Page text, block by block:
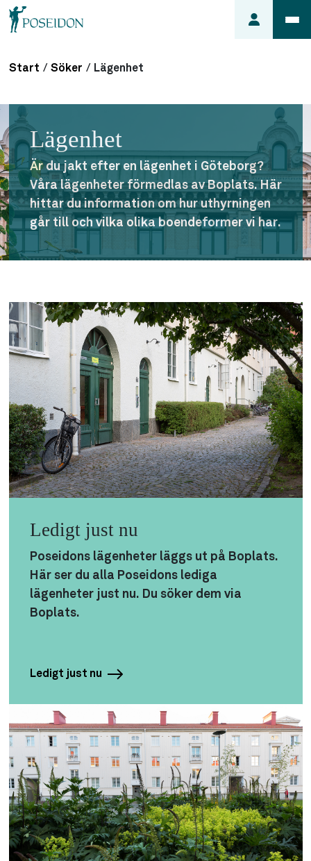
om
hyra
Så här
söker du
Start / Söker / Lägenhet
Lägenhet
Är du jakt efter en lägenhet i Göteborg?
Våra lägenheter förmedlas av Boplats. Här
hittar du information om hur uthyrningen
går till och vilka olika boendeformer vi har.
Ledigt just nu
Poseidons lägenheter läggs ut på Boplats.
Här ser du alla Poseidons lediga
lägenheter just nu. Du söker dem via
Boplats.
Ledigt just nu